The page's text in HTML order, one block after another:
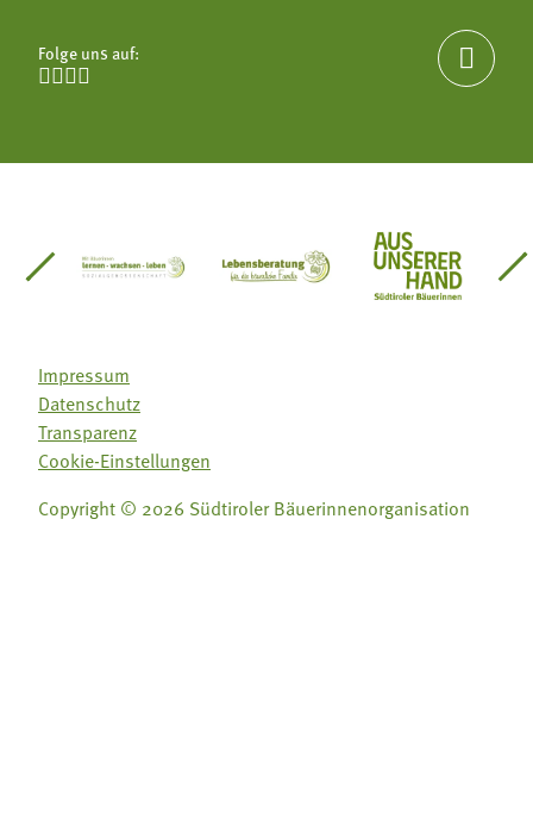
Folge uns auf:


Südtirol
Gärtnervereinigung
Sozialgenossenschaft Mit Bäuerinnen lernen -
Lebensberatung für dieAus unserer
Impressum
Datenschutz
Transparenz
Cookie-Einstellungen
Copyright © 2026 Südtiroler Bäuerinnenorganisation